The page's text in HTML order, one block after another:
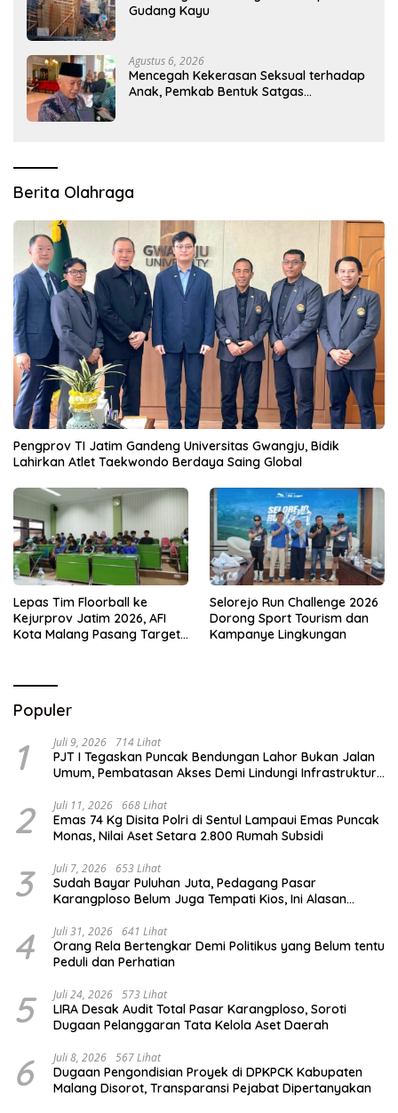
Gudang Kayu
Agustus 6, 2026
Mencegah Kekerasan Seksual terhadap
Anak, Pemkab Bentuk Satgas
Berita Olahraga
Pengprov TI Jatim Gandeng Universitas Gwangju, Bidik
Lahirkan Atlet Taekwondo Berdaya Saing Global
Lepas Tim Floorball ke
Kejurprov Jatim 2026, AFI
Kota Malang Pasang Target
Selorejo Run Challenge 2026
Dorong Sport Tourism dan
Kampanye Lingkungan
Populer
1 Juli 9, 2026 714 Lihat
PJT I Tegaskan Puncak Bendungan Lahor Bukan Jalan
Umum, Pembatasan Akses Demi Lindungi Infrastruktur
2 Juli 11, 2026 668 Lihat
Emas 74 Kg Disita Polri di Sentul Lampaui Emas Puncak
Monas, Nilai Aset Setara 2.800 Rumah Subsidi
3 Juli 7, 2026 653 Lihat
Sudah Bayar Puluhan Juta, Pedagang Pasar
Karangploso Belum Juga Tempati Kios, Ini Alasan
4 Juli 31, 2026 641 Lihat
Orang Rela Bertengkar Demi Politikus yang Belum tentu
Peduli dan Perhatian
5 Juli 24, 2026 573 Lihat
LIRA Desak Audit Total Pasar Karangploso, Soroti
Dugaan Pelanggaran Tata Kelola Aset Daerah
6 Juli 8, 2026 567 Lihat
Dugaan Pengondisian Proyek di DPKPCK Kabupaten
Malang Disorot, Transparansi Pejabat Dipertanyakan